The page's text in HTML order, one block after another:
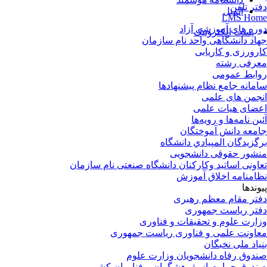
ایمیل
پست الکترونیک
دفتر تلفن
LMS Home
دوره های آموزشی آزاد
جهاد دانشگاهی واحد نام سازمان
کارورزی و کاریابی
معرفی رشته
روابط عمومی
سامانه جامع نظام پیشنهادها
انجمن های علمی
اعضای هیات علمی
آئین نامه‌ها و رویه‌ها
جامعه دانش آموختگان
برگزيدگان المپيادي دانشگاه
منشور حقوقی دانشجویی
تعاونی اساتید وکارکنان دانشگاه صنعتی نام سازمان
نظامنامه اخلاق آموزش
پیوندها
دفتر مقام معظم رهبری
دفتر ریاست جمهوری
وزارت علوم و تحقیقات و فناوری
معاونت علمی و فناوری ریاست جمهوری
بنیاد ملی نخبگان
صندوق رفاه دانشجویان وزارت علوم